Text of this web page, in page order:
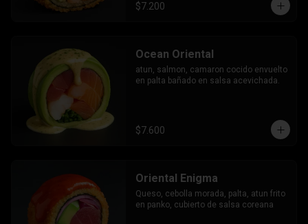
$7.200
Ocean Oriental
atun, salmon, camaron cocido envuelto
en palta bañado en salsa acevichada.
$7.600
Oriental Enigma
Queso, cebolla morada, palta, atun frito
en panko, cubierto de salsa coreana